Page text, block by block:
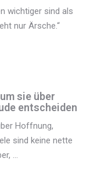
wichtiger sind als
nur Ärsche.“
sie über
entscheiden
Hoffnung,
sind keine nette
...